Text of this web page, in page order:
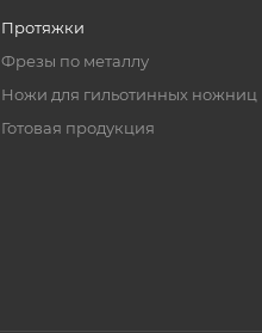
Протяжки
Фрезы по металлу
Ножи для гильотинных ножниц
Готовая продукция